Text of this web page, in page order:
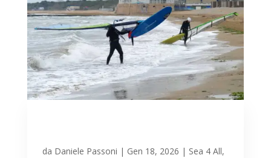
da Daniele Passoni | Gen 18, 2026 | Sea 4 All,